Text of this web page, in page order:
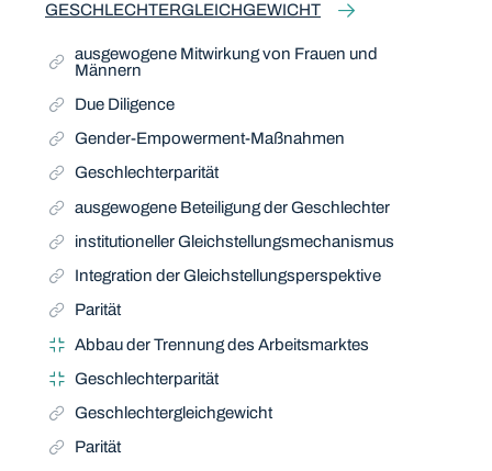
GESCHLECHTERGLEICHGEWICHT
ausgewogene Mitwirkung von Frauen und
Männern
Due Diligence
Gender-Empowerment-Maßnahmen
Geschlechterparität
ausgewogene Beteiligung der Geschlechter
institutioneller Gleichstellungsmechanismus
Integration der Gleichstellungsperspektive
Parität
Abbau der Trennung des Arbeitsmarktes
Geschlechterparität
Geschlechtergleichgewicht
Parität